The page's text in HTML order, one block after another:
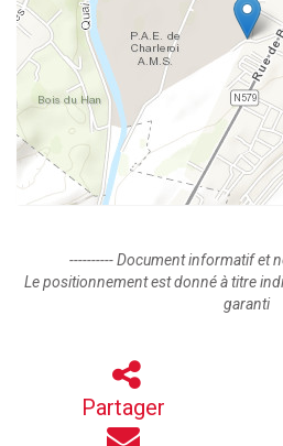
---------- Document informatif et
Le positionnement est donné à titre
garanti
Partager